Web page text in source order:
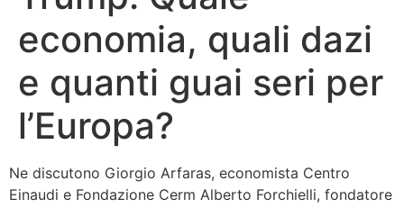
Bandolo
Connessioni
Fondazione CERM – Idee
economia, quali dazi
e quanti guai seri per
l’Europa?
Ne discutono Giorgio Arfaras, economista Centro
Einaudi e Fondazione Cerm Alberto Forchielli, fondatore